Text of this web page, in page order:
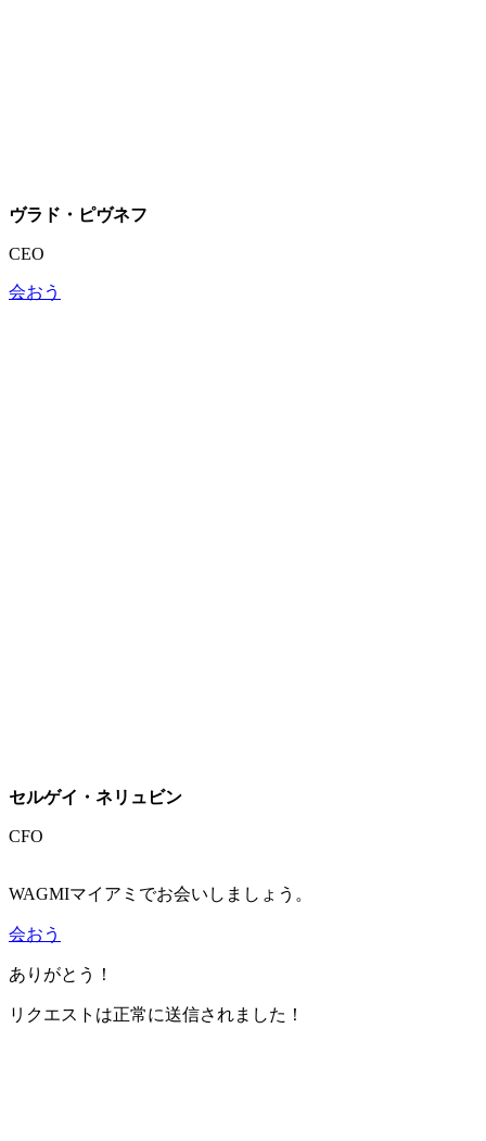
ヴラド・ピヴネフ
CEO
会おう
セルゲイ・ネリュビン
CFO
WAGMIマイアミでお会いしましょう。
会おう
ありがとう！
リクエストは正常に送信されました！